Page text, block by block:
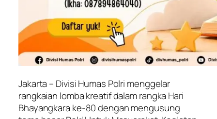
Jakarta – Divisi Humas Polri menggelar
rangkaian lomba kreatif dalam rangka Hari
Bhayangkara ke-80 dengan mengusung